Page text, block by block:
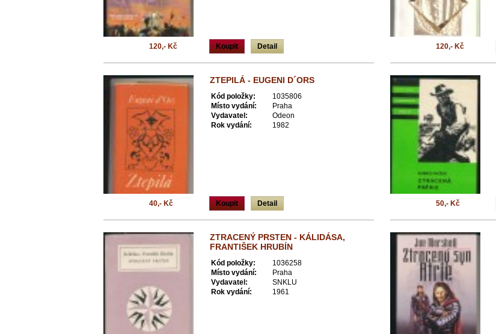
Koupit Detail
120,- Kč 120,- Kč
ZTEPILÁ - EUGENI D´ORS
Kód položky:
1035806
Místo vydání:
Praha
Vydavatel:
Odeon
Rok vydání:
1982
Koupit Detail
40,- Kč 50,- Kč
ZTRACENÝ PRSTEN - KÁLIDÁSA,
FRANTIŠEK HRUBÍN
Kód položky:
1036258
Místo vydání:
Praha
Vydavatel:
SNKLU
Rok vydání:
1961